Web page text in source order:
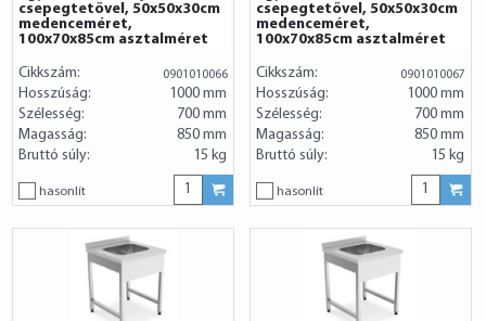
csepegtetővel, 50x50x30cm
medenceméret,
100x70x85cm asztalméret
Cikkszám: 0901010066
Hosszúság:
1000 mm
Szélesség:
700 mm
Magasság:
850 mm
Bruttó súly:
15 kg
hasonlít
csepegtetővel, 50x50x30cm
medenceméret,
100x70x85cm asztalméret
Cikkszám: 0901010067
Hosszúság:
1000 mm
Szélesség:
700 mm
Magasság:
850 mm
Bruttó súly:
15 kg
hasonlít